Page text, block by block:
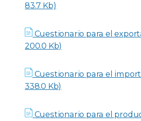
83.7 Kb)
Cuestionario para el
200.0 Kb)
Cuestionario para el
338.0 Kb)
Cuestionario para el